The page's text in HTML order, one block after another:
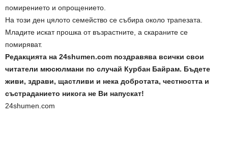
помирението и опрощението.
На този ден цялото семейство се събира около трапезата.
Младите искат прошка от възрастните, а скараните се
помиряват.
Редакцията на 24shumen.com поздравява всички свои
читатели мюсюлмани по случай Курбан Байрам. Бъдете
живи, здрави, щастливи и нека добротата, честността и
състраданието никога не Ви напускат!
24shumen.com